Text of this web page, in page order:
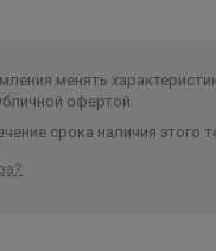
менять
офертой.
срока наличия этого